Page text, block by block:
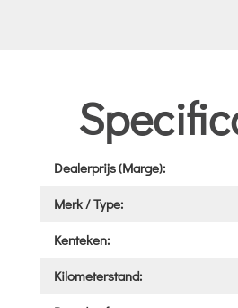
Dealerprijs (Marge):
Merk / Type:
Kenteken:
Kilometerstand: